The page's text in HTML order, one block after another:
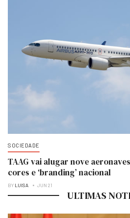
SOCIEDADE
TAAG vai alugar nove
cores e ‘branding’ nacional
BY LUISA JUN 21
ULTIMAS